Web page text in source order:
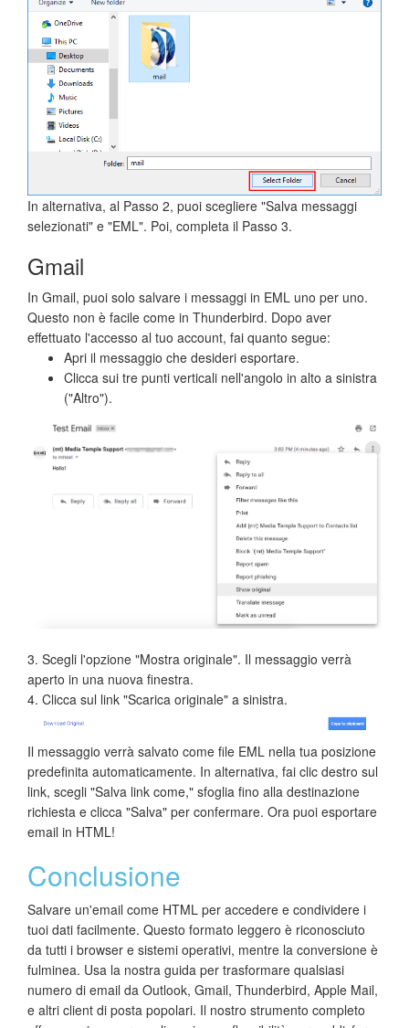
In alternativa, al Passo 2, puoi scegliere "Salva messaggi
selezionati" e "EML". Poi, completa il Passo 3.
Gmail
In Gmail, puoi solo salvare i messaggi in EML uno per uno.
Questo non è facile come in Thunderbird. Dopo aver
effettuato l'accesso al tuo account, fai quanto segue:
Apri il messaggio che desideri esportare.
Clicca sui tre punti verticali nell'angolo in alto a sinistra
("Altro").
3. Scegli l'opzione "Mostra originale". Il messaggio verrà
aperto in una nuova finestra.
4. Clicca sul link "Scarica originale" a sinistra.
Il messaggio verrà salvato come file EML nella tua posizione
predefinita automaticamente. In alternativa, fai clic destro sul
link, scegli "Salva link come," sfoglia fino alla destinazione
richiesta e clicca "Salva" per confermare. Ora puoi esportare
email in HTML!
Conclusione
Salvare un'email come HTML per accedere e condividere i
tuoi dati facilmente. Questo formato leggero è riconosciuto
da tutti i browser e sistemi operativi, mentre la conversione è
fulminea. Usa la nostra guida per trasformare qualsiasi
numero di email da Outlook, Gmail, Thunderbird, Apple Mail,
e altri client di posta popolari. Il nostro strumento completo